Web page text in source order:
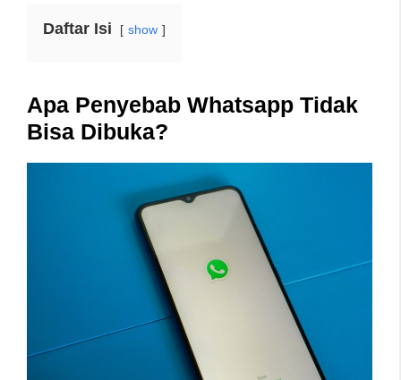
Daftar Isi show
Apa Penyebab Whatsapp Tidak
Bisa Dibuka?